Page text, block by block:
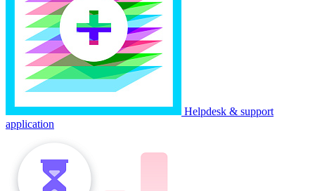
Helpdesk & support
application